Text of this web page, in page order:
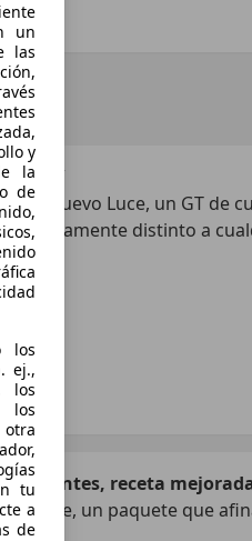
un
las
y
la
de
los
ej.,
los
los
tu
a
de
CV
el nuevo Luce, un GT de
distinto a
receta
un paquete que